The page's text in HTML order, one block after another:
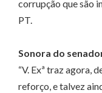
corrupção que são
PT.
Sonora do
“V. Exª traz agora,
reforço, e talvez